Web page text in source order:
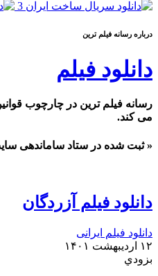
درباره رسانه فيلم ترين
دانلود فیلم
رسانه فیلم ترین در چارچوب
می کند.
« ثبت شده در ستاد ساماندهی
دانلود فیلم آزردگان
دانلود فیلم ایرانی
۱۲ اردیبهشت ۱۴۰۱
بزودي